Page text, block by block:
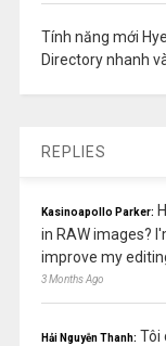
Tính năng mới
Directory nhanh
REPLIES
Kasinoapollo Parker:
in RAW images?
improve my
3 Months Ago
Hải Nguyễn Thanh: Tôi